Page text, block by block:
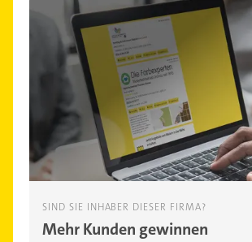
SIND SIE INHABER DIESER FIRMA?
Mehr Kunden gewinnen